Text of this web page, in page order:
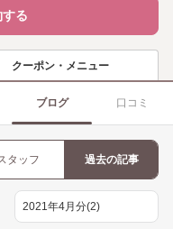
る
クーポン・メニュー
ブログ 口コミ
タッフ 過去の記事